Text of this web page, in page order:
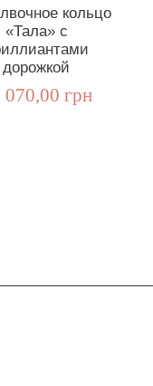
кольцо
«Тала» с
дорожкой
070,00 грн